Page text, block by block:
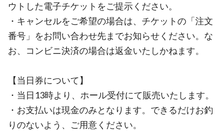
ウトした電子チケットをご提示ください。
・キャンセルをご希望の場合は、チケットの「注文
番号」をお問い合わせ先までお知らせください。な
お、コンビニ決済の場合は返金いたしかねます。
【当日券について】
・当日13時より、ホール受付にて販売いたします。
・お支払いは現金のみとなります。できるだけお釣
りのないよう、ご用意ください。